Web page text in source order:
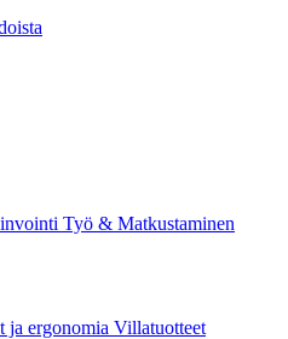
tehdä
sivulla.
Työ & Matkustaminen
ja ergonomia Villatuotteet